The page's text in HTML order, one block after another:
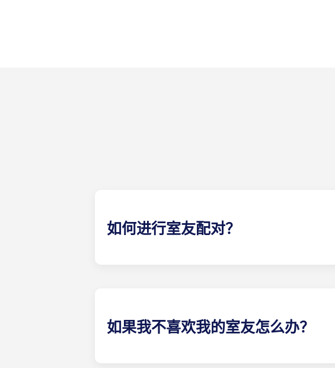
如何进行室友配对？
如果我不喜欢我的室友怎么办？